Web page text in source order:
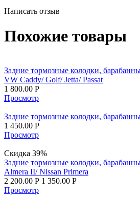
Написать отзыв
Похожие товары
Задние тормозные колодки,
VW Caddy/ Golf/ Jetta/ Passat
1 800.00 Р
Просмотр
Задние тормозные колодки,
1 450.00 Р
Просмотр
Скидка 39%
Задние тормозные колодки,
Almera II/ Nissan Primera
2 200.00 Р 1 350.00 Р
Просмотр